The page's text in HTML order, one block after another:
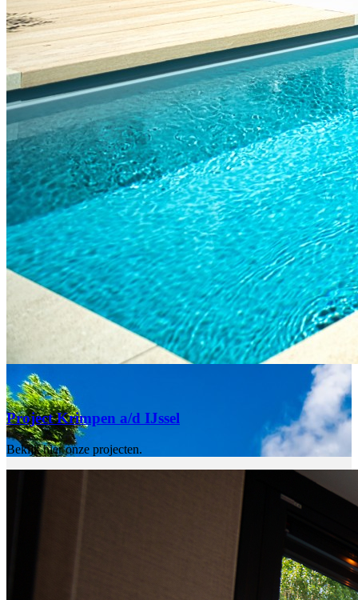
Project Krimpen a/d IJssel
Bekijk hier onze projecten.